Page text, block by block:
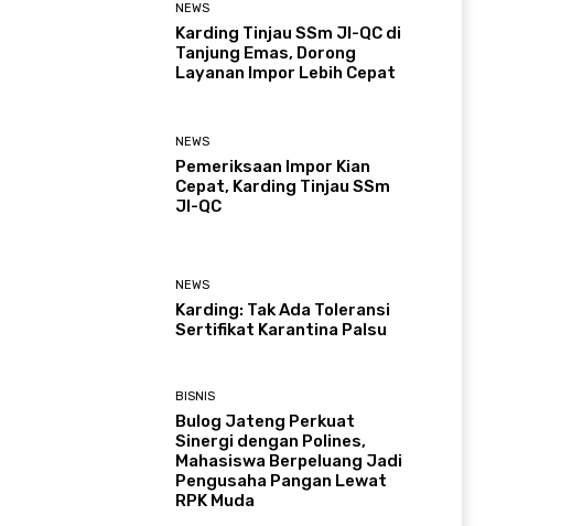
NEWS
Karding Tinjau SSm JI-QC di
Tanjung Emas, Dorong
Layanan Impor Lebih Cepat
NEWS
Pemeriksaan Impor Kian
Cepat, Karding Tinjau SSm
JI-QC
NEWS
Karding: Tak Ada Toleransi
Sertifikat Karantina Palsu
BISNIS
Bulog Jateng Perkuat
Sinergi dengan Polines,
Mahasiswa Berpeluang Jadi
Pengusaha Pangan Lewat
RPK Muda